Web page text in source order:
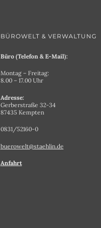
BÜROWELT & VERWALTUNG
Büro (Telefon & E-Mail):
Montag – Freitag:
8.00 – 17.00 Uhr
Adresse:
Gerberstraße 32-34
87435 Kempten
0831/52160-0
buerowelt@staehlin.de
Anfahrt